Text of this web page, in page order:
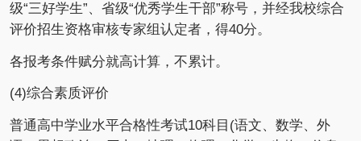
级“三好学生”、省级“优秀学生干部”称号，并经我校综合
评价招生资格审核专家组认定者，得40分。
各报考条件赋分就高计算，不累计。
(4)综合素质评价
普通高中学业水平合格性考试10科目(语文、数学、外